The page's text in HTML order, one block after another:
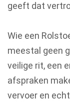
geeft dat
Wie een
meestal geen
veilige rit, een
afspraken
vervoer en